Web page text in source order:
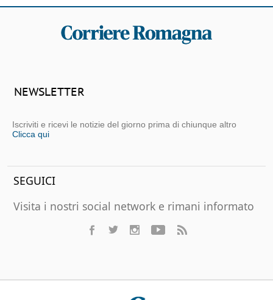
NEWSLETTER
Iscriviti e ricevi le notizie del giorno prima di chiunque altro
Clicca qui
SEGUICI
Visita i nostri social network e rimani informato